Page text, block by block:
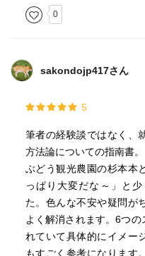
資しても作業コストが大
でも不利になりにくい
・初期投資がたくさん
る。
●6次産業化って…
・6次産業化とは、第1次
工・販売・観光農園など
み込むこと。
・大手がコスト面で調達
トリーのみで販売する、
0
sakondojp417さん
5
筆者の経験談ではなく、
方法論についての指南書。
ぶどう観光農園の杉本本
っぱり大変だな～」と
た。色んな不安や疑問が
よく解消されます。6つ
れていて具体的にイメー
もすごく参考になります